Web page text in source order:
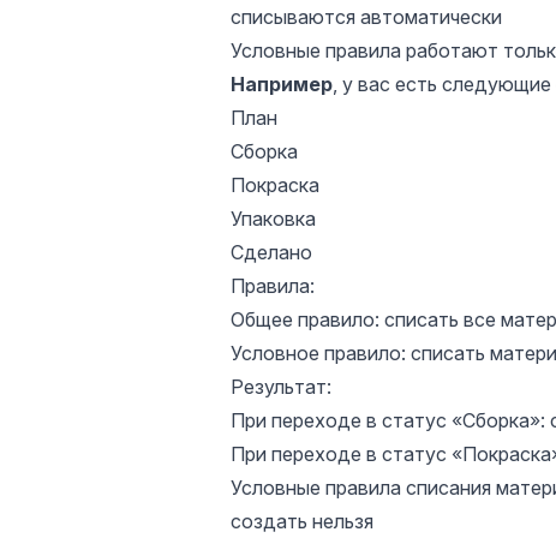
списываются автоматически
Условные правила работают
Например, у вас есть
План
Сборка
Покраска
Упаковка
Сделано
Правила:
Общее правило: списать все
Условное правило: списать
Результат:
При переходе в статус
При переходе в статус
Условные правила списания
создать нельзя